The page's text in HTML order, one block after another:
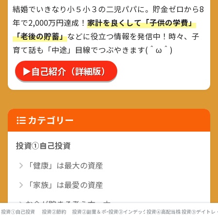
結婚でいきなり小５小３の二児パパに。貯金ゼロから8
年で2,000万円達成！ 家計を良くして「子供の学費」
「老後の貯蓄」などに役立つ情報を発信中！時々、子
育て話も「中途」目線でつぶやきます(＾ω＾)
▶自己紹介（詳細版）
カテゴリー
投資①自己投資
「健康」は最大の資産
「家族」は最愛の資産
お金が貯まる考え方・本
投資①自己投資 投資②節約 投資②副業＆ポイ活投資③インデックス投資投資④高配当株投資⑤デイトレ